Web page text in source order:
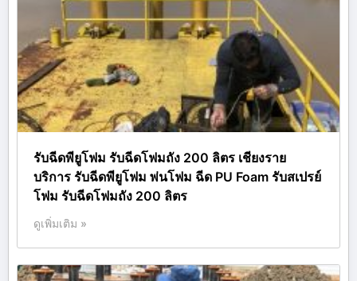
รับฉีดพียูโฟม รับฉีดโฟมถัง 200 ลิตร เชียงราย
บริการ รับฉีดพียูโฟม พ่นโฟม ฉีด PU Foam รับสเปรย์
โฟม รับฉีดโฟมถัง 200 ลิตร
ดูเพิ่มเติม »